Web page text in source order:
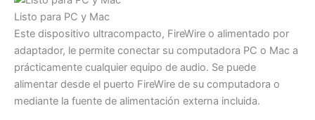
Listo para PC y Mac
Este dispositivo ultracompacto, FireWire o alimentado por
adaptador, le permite conectar su computadora PC o Mac a
prácticamente cualquier equipo de audio. Se puede
alimentar desde el puerto FireWire de su computadora o
mediante la fuente de alimentación externa incluida.